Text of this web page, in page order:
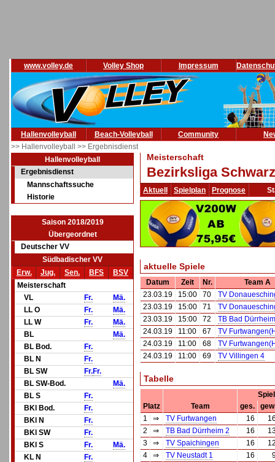
www.volley.de Volley Shop Impressum
Hallenvolleyball Beach-Volleyball Community
>> Hallenvolleyball >> Ergebnisdienst
Hallenvolleyball
Ergebnisdienst
Mannschaftssuche
Historie
Saison 2018/2019
Übergeordnet
Deutscher VV
Südbadischer VV
Erw.
Jug. Sen. BFS
BSV
Meisterschaft
VL
Fr.
Mä.
LL O
Fr.
Mä.
LL W
Fr.
Mä.
BL
Mä.
BL Bod.
Fr.
BL N
Fr.
BL SW
Fr.Fr.
BL SW-Bod.
Mä.
BL S
Fr.
BKl Bod.
Fr.
BKl N
Fr.
BKl SW
Fr.
BKl S
Fr.
Mä.
KL N
Fr.
Meisterschaft
Bezirksliga
Aktuell Spielplan Prognose
aktuelle Spiele
Datum Zeit Nr.
Team A
23.03.19
15:00 70
TV
23.03.19
15:00 71
TV
23.03.19
15:00 72
TB Bad
24.03.19
11:00 67
TV
24.03.19
11:00 68
TV
24.03.19
11:00 69 TV Villingen 4
Tabelle
Platz
Team ges.
1
⇒ TV Furtwangen 16
2
⇒ TB Bad Dürrheim 2 16
3
⇒ TV Spaichingen 16
4
⇒ TV Neustadt 1 16